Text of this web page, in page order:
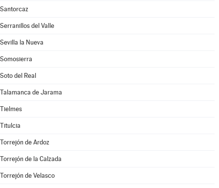
Santorcaz
Serranillos del Valle
Sevilla la Nueva
Somosierra
Soto del Real
Talamanca de Jarama
Tielmes
Titulcia
Torrejón de Ardoz
Torrejón de la Calzada
Torrejón de Velasco